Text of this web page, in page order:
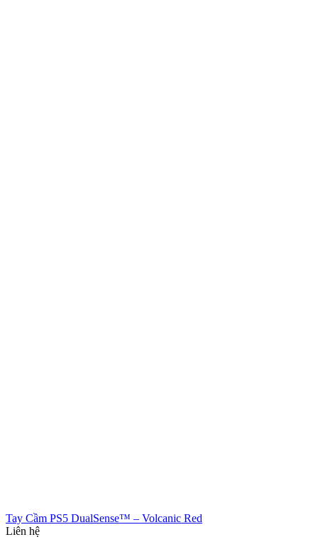
Tay Cầm PS5 DualSense™ – Volcanic Red
Liên hệ